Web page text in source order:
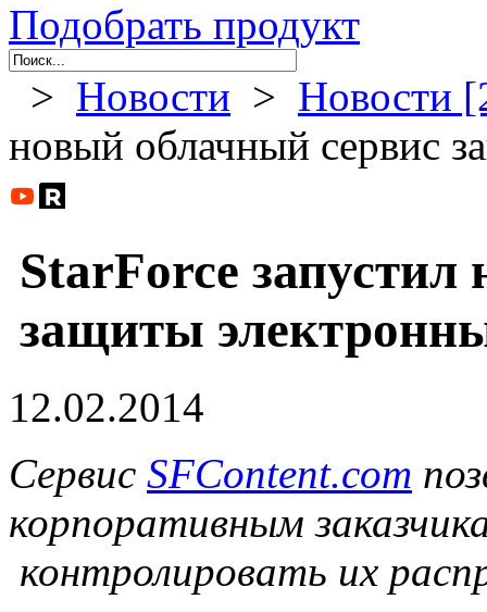
Подобрать продукт
> Новости > Новости
новый облачный сервис
StarForce
защиты
12.02.2014
Сервис SFContent.com
корпоративным
контролировать их